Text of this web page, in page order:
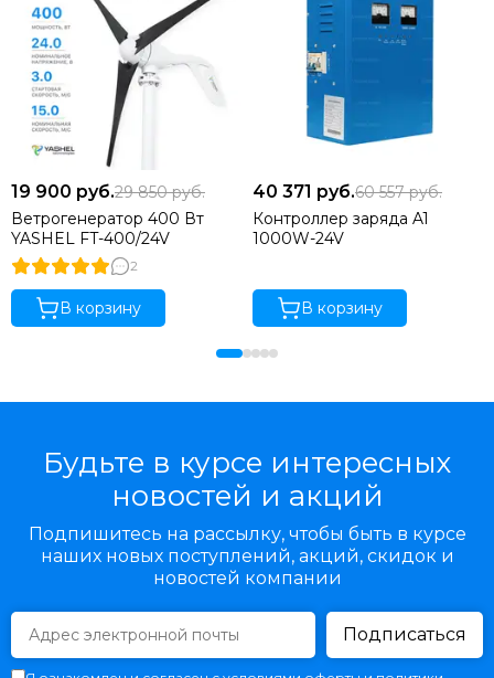
19 900 руб.29 850руб.
Ветрогенератор 400 Вт
YASHEL FT-400/24V
2
В корзину
40 371 руб.60 557руб.
Контроллер заряда A1
1000W-24V
В корзину
Будьте в курсе интересных
новостей и акций
Подпишитесь на рассылку, чтобы быть в курсе
наших новых поступлений, акций, скидок и
новостей компании
Подписаться